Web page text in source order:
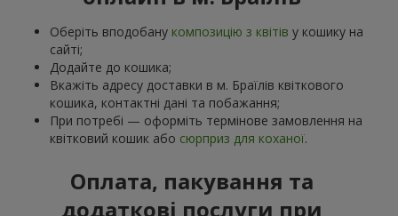
Оберіть вподобану композицію з квітів у кошику на
сайті;
Додайте до кошика;
Вкажіть адресу доставки в м. Браїлів квіткового
кошика, контактні дані та побажання;
При потребі — оформіть термінове замовлення на
квітковий кошик або сюрприз для коханої.
Оплата, пакування та
додаткові послуги при